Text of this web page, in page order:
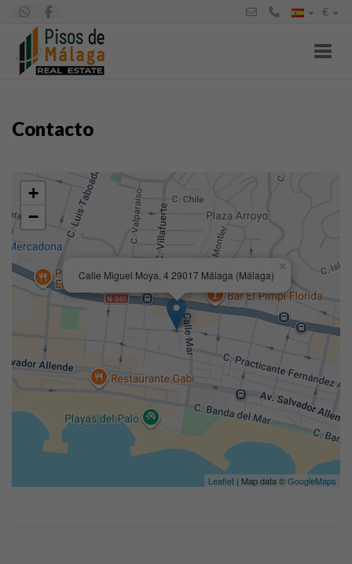
€
Contacto
Calle Miguel Moya, 4 29017 Málaga (Málaga)
×
+
−
Leaflet | Map data ©GoogleMaps